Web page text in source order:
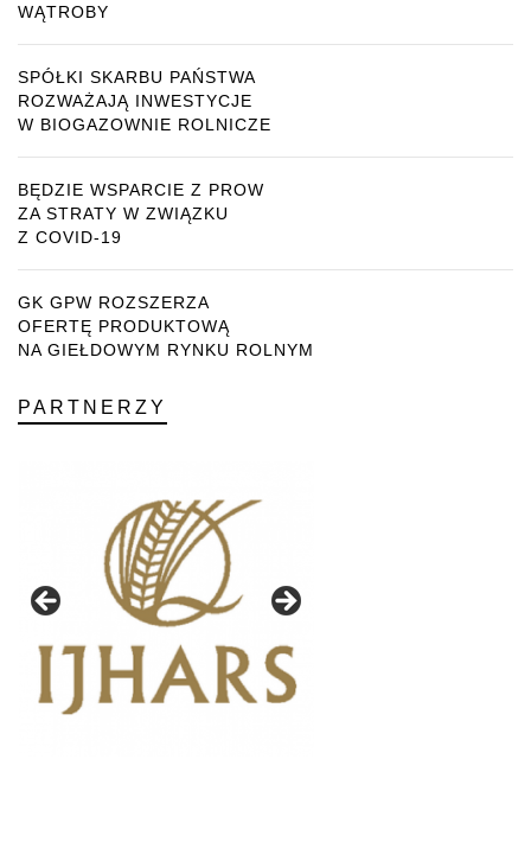
WĄTROBY
SPÓŁKI SKARBU PAŃSTWA
ROZWAŻAJĄ INWESTYCJE
W BIOGAZOWNIE ROLNICZE
BĘDZIE WSPARCIE Z PROW
ZA STRATY W ZWIĄZKU
Z COVID-19
GK GPW ROZSZERZA
OFERTĘ PRODUKTOWĄ
NA GIEŁDOWYM RYNKU ROLNYM
PARTNERZY